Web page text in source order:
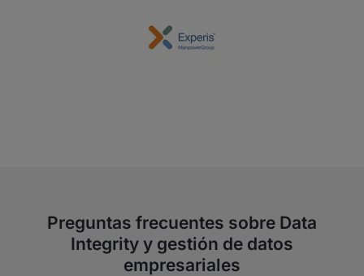
Preguntas frecuentes sobre Data
Integrity y gestión de datos
empresariales